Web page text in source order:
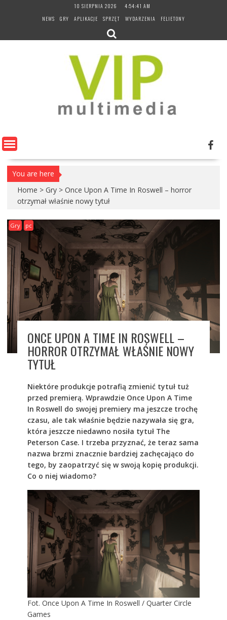
10 SIERPNIA 2026
4:54:43 AM
NEWS
GRY APLIKACJE SPRZĘT WYDARZENIA FELIETONY
You are here
Home > Gry > Once Upon A Time In Roswell – horror
otrzymał właśnie nowy tytuł
Gry pc
ONCE UPON A TIME IN ROSWELL –
HORROR OTRZYMAŁ WŁAŚNIE NOWY
TYTUŁ
Niektóre produkcje potrafią zmienić tytuł tuż
przed premierą. Wprawdzie Once Upon A Time
In Roswell do swojej premiery ma jeszcze trochę
czasu, ale tak właśnie będzie nazywała się gra,
która jeszcze niedawno nosiła tytuł The
Peterson Case. I trzeba przyznać, że teraz sama
nazwa brzmi znacznie bardziej zachęcająco do
tego, by zaopatrzyć się w swoją kopię produkcji.
Co o niej wiadomo?
Fot. Once Upon A Time In Roswell / Quarter Circle
Games